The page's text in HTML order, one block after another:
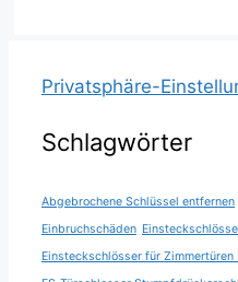
Privatsphäre-
Schlagwörter
Abgebrochene Schlüssel entfernen
Einbruchschäden
Einsteckschlösser für